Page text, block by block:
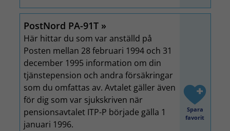
PostNord PA-91T
Här hittar du som var anställd på
Posten mellan 28 februari 1994 och 31
december 1995 information om din
tjänstepension och andra försäkringar
som du omfattas av. Avtalet gäller även
för dig som var sjukskriven när
pensionsavtalet ITP-P började gälla 1
januari 1996.
Spara
favorit